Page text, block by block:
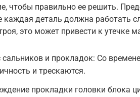
чтобы правильно ее решить.
каждая деталь должна работать
это может привести к утечке
сальников и прокладок: Со
и трескаются.
прокладки головки блока